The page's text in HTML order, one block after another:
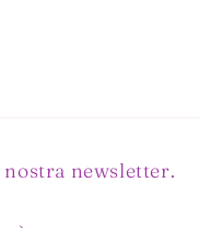
newsletter.